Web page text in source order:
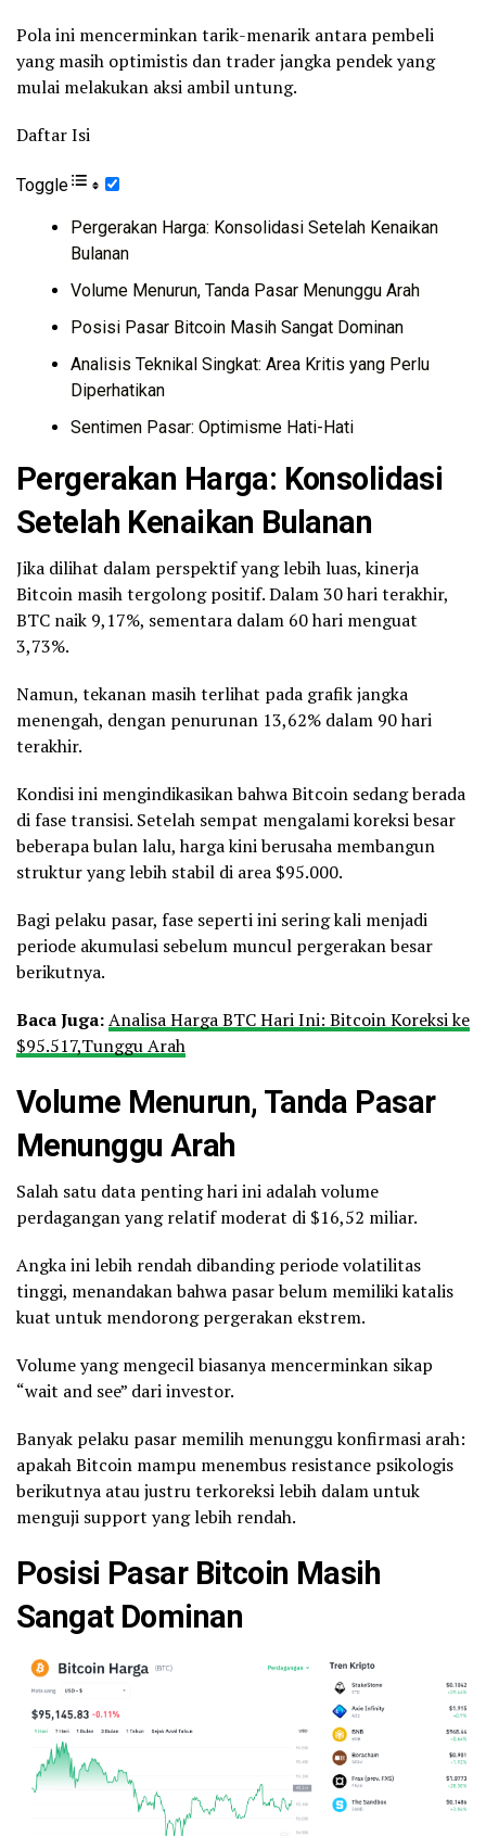
Pola ini mencerminkan tarik-menarik antara pembeli
yang masih optimistis dan trader jangka pendek yang
mulai melakukan aksi ambil untung.
Daftar Isi
Toggle
Pergerakan Harga: Konsolidasi Setelah Kenaikan
Bulanan
Volume Menurun, Tanda Pasar Menunggu Arah
Posisi Pasar Bitcoin Masih Sangat Dominan
Analisis Teknikal Singkat: Area Kritis yang Perlu
Diperhatikan
Sentimen Pasar: Optimisme Hati-Hati
Pergerakan Harga: Konsolidasi
Setelah Kenaikan Bulanan
Jika dilihat dalam perspektif yang lebih luas, kinerja
Bitcoin masih tergolong positif. Dalam 30 hari terakhir,
BTC naik 9,17%, sementara dalam 60 hari menguat
3,73%.
Namun, tekanan masih terlihat pada grafik jangka
menengah, dengan penurunan 13,62% dalam 90 hari
terakhir.
Kondisi ini mengindikasikan bahwa Bitcoin sedang berada
di fase transisi. Setelah sempat mengalami koreksi besar
beberapa bulan lalu, harga kini berusaha membangun
struktur yang lebih stabil di area $95.000.
Bagi pelaku pasar, fase seperti ini sering kali menjadi
periode akumulasi sebelum muncul pergerakan besar
berikutnya.
Baca Juga:Analisa Harga BTC Hari Ini: Bitcoin Koreksi ke
$95.517,Tunggu Arah
Volume Menurun, Tanda Pasar
Menunggu Arah
Salah satu data penting hari ini adalah volume
perdagangan yang relatif moderat di $16,52 miliar.
Angka ini lebih rendah dibanding periode volatilitas
tinggi, menandakan bahwa pasar belum memiliki katalis
kuat untuk mendorong pergerakan ekstrem.
Volume yang mengecil biasanya mencerminkan sikap
“wait and see” dari investor.
Banyak pelaku pasar memilih menunggu konfirmasi arah:
apakah Bitcoin mampu menembus resistance psikologis
berikutnya atau justru terkoreksi lebih dalam untuk
menguji support yang lebih rendah.
Posisi Pasar Bitcoin Masih
Sangat Dominan